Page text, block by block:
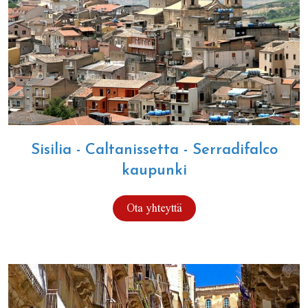
Sisilia - Caltanissetta - Serradifalco
kaupunki
Ota yhteyttä